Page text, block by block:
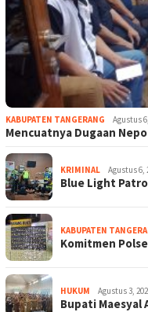
KABUPATEN TANGERANG Agustus
Mencuatnya Dugaan
KRIMINAL Agustus 6,
Blue Light
KABUPATEN
Komitmen
HUKUM Agustus 3,
Bupati Maesyal